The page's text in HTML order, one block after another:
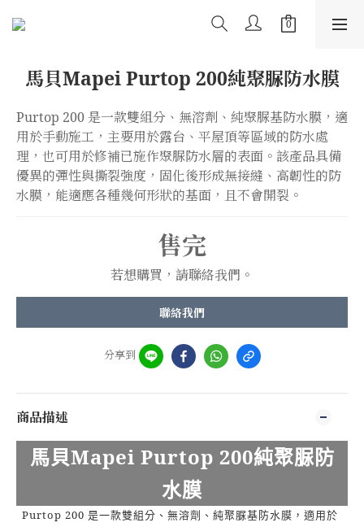
馬貝Mapei Purtop 200純聚脲防水膜
Purtop 200 是一款雙組分、無溶劑、純聚脲基防水膜，適
用於手動施工，主要用於露台、平屋頂等區域的防水處
理，也可用於修補已施作聚脲防水層的表面。該產品具備
優異的彈性與撕裂強度，固化後形成無接縫、高韌性的防
水膜，能適應各種幾何形狀的基面，且不會開裂。
售完
若想購買，請聯絡我們。
聯絡我們
分享到
商品描述
馬貝Mapei Purtop 200純聚脲防
水膜
Purtop 200是一款雙組分、無溶劑、純聚脲基防水膜，適用於